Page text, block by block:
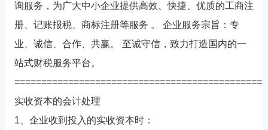
询服务，为广大中小企业提供高效、快捷、优质的工商注
册、记账报税、商标注册等服务 。 企业服务宗旨：专
业、诚信、合作、共赢。 至诚守信，致力打造国内的一
站式财税服务平台。
实收资本的会计处理
1、企业收到投入的实收资本时：